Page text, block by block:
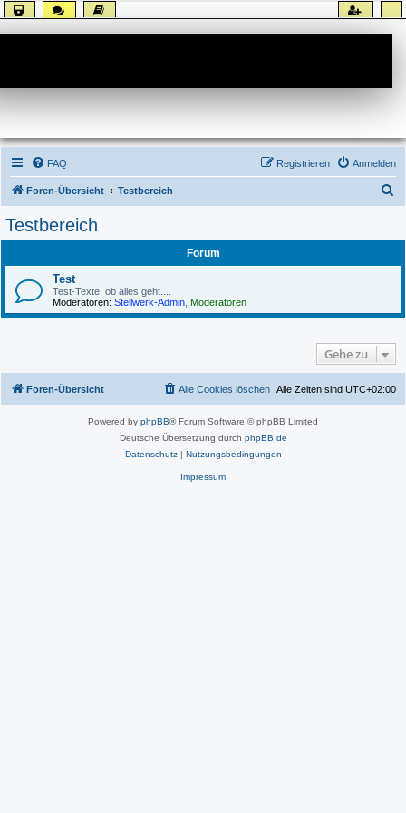
FAQ Anmelden
Registrieren
Foren-Übersicht Testbereich
Testbereich
Forum
Test
Test-Texte, ob alles geht....
Moderatoren: Stellwerk-Admin Moderatoren
Gehe zu
Foren-Übersicht Alle Zeiten sind UTC+02:00
Alle Cookies löschen
Powered by phpBB® Forum Software © phpBB Limited
Deutsche Übersetzung durch phpBB.de
Datenschutz| Nutzungsbedingungen
Impressum